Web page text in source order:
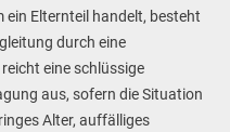
ein Elternteil handelt, besteht
durch eine
eine schlüssige
aus, sofern die Situation
Alter, auffälliges